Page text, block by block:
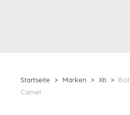
Startseite Marken Xti
Camel